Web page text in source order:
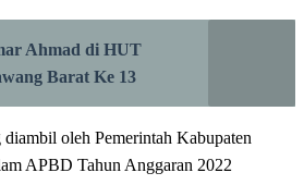
Ahmad di HUT
Barat Ke 13
oleh Pemerintah Kabupaten
APBD Tahun Anggaran 2022